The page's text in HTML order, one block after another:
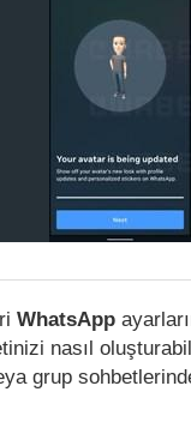
WhatsApp
nasıl
grup